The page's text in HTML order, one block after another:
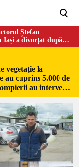
Ștefan
Iași a divorţat după
vegetație la
au cuprins 5.000 de
au intervenit